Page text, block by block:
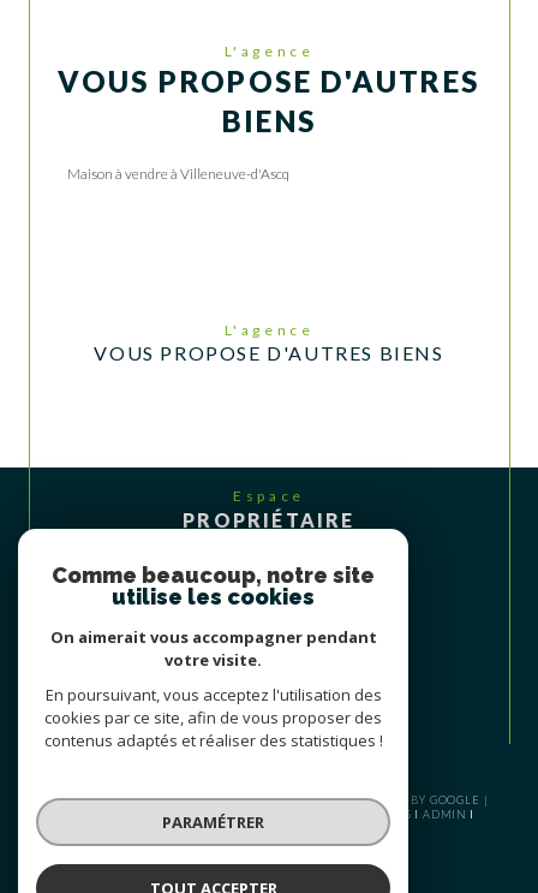
L'agence
VOUS PROPOSE D'AUTRES
BIENS
Maison à vendre à Villeneuve-d'Ascq
L'agence
VOUS PROPOSE D'AUTRES BIENS
Espace
PROPRIÉTAIRE
© 2026 | TOUS DROITS RÉSERVÉS | TRADUCTION POWERED BY GOOGLE |
NOS HONORAIRES MENTIONS LÉGALES
ADMIN
NOS LIENS
POLITIQUE RGPD COOKIES
Comme beaucoup, notre site
utilise les cookies
On aimerait vous accompagner pendant
votre visite.
En poursuivant, vous acceptez l'utilisation des
cookies par ce site, afin de vous proposer des
contenus adaptés et réaliser des statistiques !
PARAMÉTRER
TOUT ACCEPTER